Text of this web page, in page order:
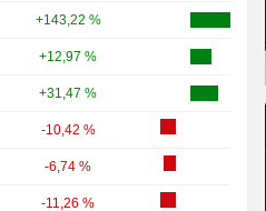
+143,22 %
+12,97 %
+31,47 %
-10,42 %
-6,74 %
-11,26 %